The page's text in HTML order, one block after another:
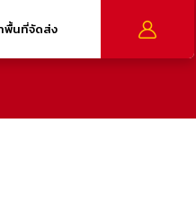
พื้นที่จัดส่ง